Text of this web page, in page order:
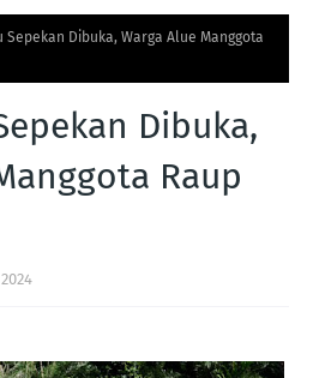
Sepekan Dibuka, Warga Alue Manggota
Dibuka,
Raup